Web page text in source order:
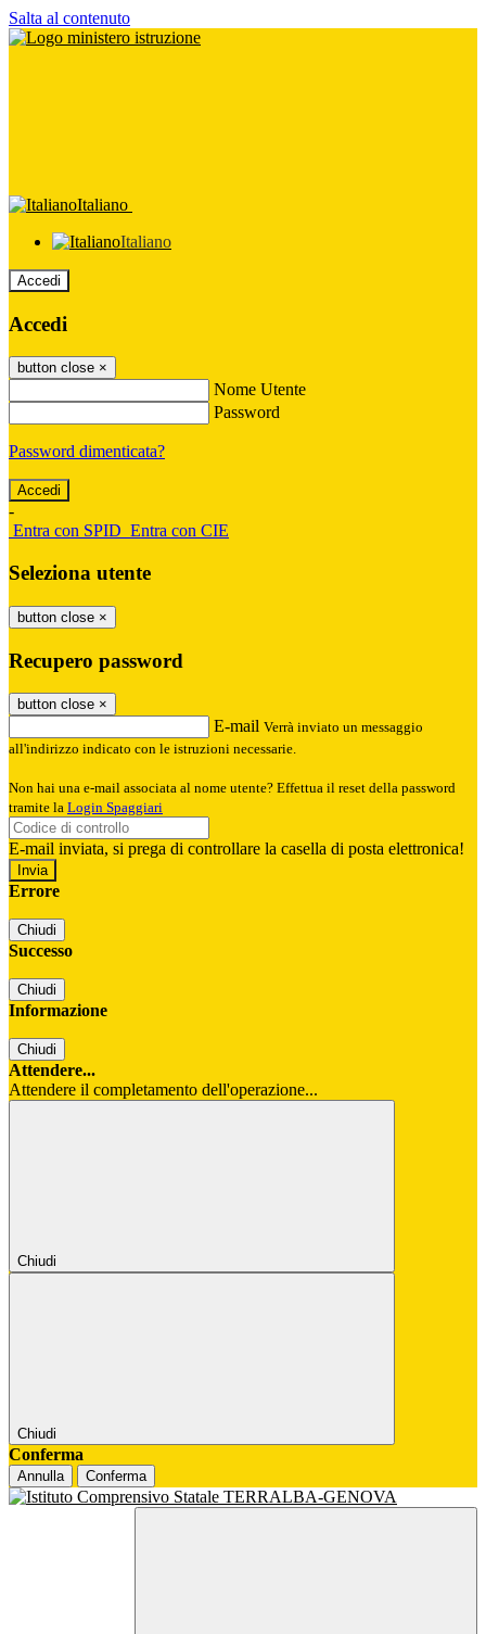
Salta al contenuto
Italiano
Italiano
Accedi
Accedi
button close ×
Nome Utente
Password
Password dimenticata?
-
Entra con SPID Entra con CIE
Seleziona utente
button close ×
Recupero password
button close ×
E-mail Verrà inviato un messaggio
all'indirizzo indicato con le istruzioni necessarie.
Non hai una e-mail associata al nome utente? Effettua il reset della password
tramite la Login Spaggiari
E-mail inviata, si prega di controllare la casella di posta elettronica!
Errore
Chiudi
Successo
Chiudi
Informazione
Chiudi
Attendere...
Attendere il completamento dell'operazione...
Chiudi
Chiudi
Conferma
Annulla Conferma